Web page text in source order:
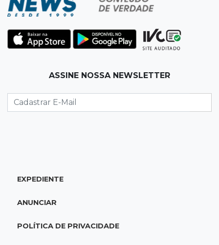
Corinthians vence Bragantino por 2 a 0 e sobe
para 7º no Brasileirão
Na Vila Belmiro
lugar no Brasileirão
18:33Em 2022
adolescente atropelada no Amazonas
18:15 Nubank Parque
ASSINE NOSSA NEWSLETTER
EXPEDIENTE
ANUNCIAR
POLÍTICA DE PRIVACIDADE